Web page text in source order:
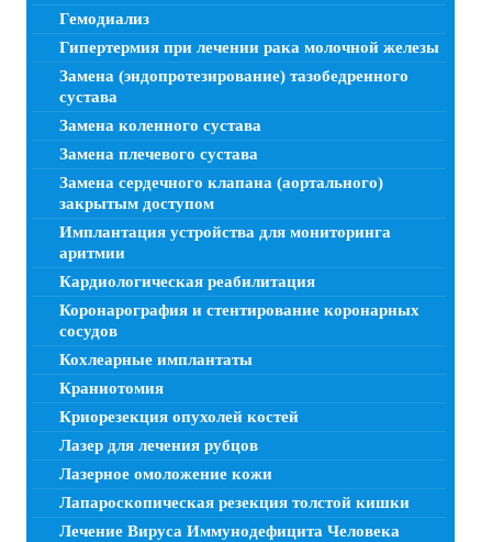
Гемодиализ
Гипертермия при лечении рака молочной железы
Замена (эндопротезирование) тазобедренного
сустава
Замена коленного сустава
Замена плечевого сустава
Замена сердечного клапана (аортального)
закрытым доступом
Имплантация устройства для мониторинга
аритмии
Кардиологическая реабилитация
Коронарография и стентирование коронарных
сосудов
Кохлеарные имплантаты
Краниотомия
Криорезекция опухолей костей
Лазер для лечения рубцов
Лазерное омоложение кожи
Лапароскопическая резекция толстой кишки
Лечение Вируса Иммунодефицита Человека